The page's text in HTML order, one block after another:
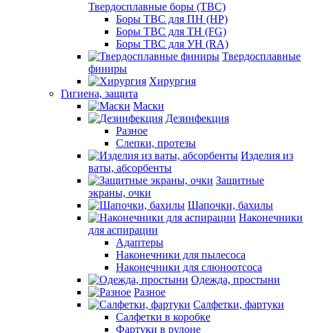
Твердосплавные боры (ТВС)
Боры ТВС для ПН (HP)
Боры ТВС для ТН (FG)
Боры ТВС для УН (RA)
Твердосплавные
финиры
Хирургия
Гигиена, защита
Маски
Дезинфекция
Разное
Слепки, протезы
Изделия из
ваты, абсорбенты
Защитные
экраны, очки
Шапочки, бахилы
Наконечники
для аспирации
Адаптеры
Наконечники для пылесоса
Наконечники для слюноотсоса
Одежда, простыни
Разное
Салфетки, фартуки
Салфетки в коробке
Фартуки в рулоне